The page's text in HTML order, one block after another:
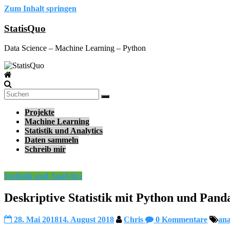
Zum Inhalt springen
StatisQuo
Data Science – Machine Learning – Python
Projekte
Machine Learning
Statistik und Analytics
Daten sammeln
Schreib mir
Statistik und Analytics
Deskriptive Statistik mit Python und
28. Mai 201814. August 2018 Chris 0 Kommentare